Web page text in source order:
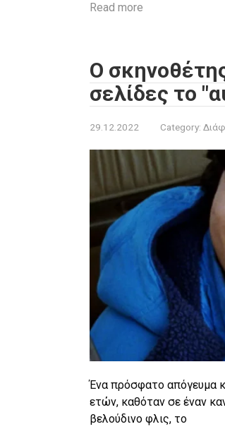
Read more
Ο
σελίδες το
29.12.2022 Category:
Ένα πρόσφατο απόγευμα
ετών, καθόταν σε έναν
βελούδινο φλις, το